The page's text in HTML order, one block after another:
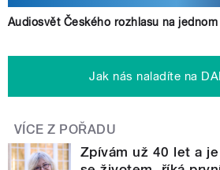
Audiosvět Českého rozhlasu na
Jak nás naladíte na
VÍCE Z POŘADU
Zpívám už 40 let a